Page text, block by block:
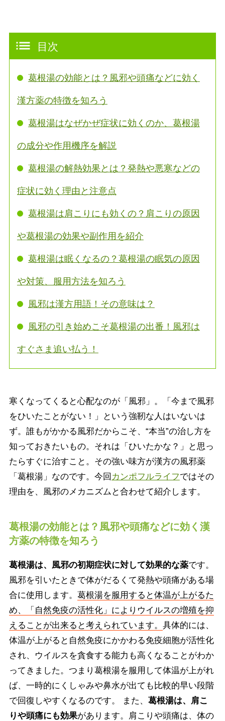
目次
葛根湯の効能とは？風邪や頭痛などに効く
漢方薬の特徴を知ろう
葛根湯はなぜかぜ症状に効くのか、葛根湯
の成分や作用機序を解説
葛根湯の解熱効果とは？発熱や悪寒などの
症状に効く理由と注意点
葛根湯は肩こりにも効くの？肩こりの原因
や葛根湯の効果や副作用を紹介
葛根湯は眠くなるの？葛根湯の眠気の原因
や対策、服用方法を知ろう
風邪は漢方用語！その意味は？
風邪の引き始めこそ葛根湯の出番！風邪は
すぐさま追い払う！
寒くなってくると心配なのが「風邪」。「今まで風邪
をひいたことがない！」という強靭な人はいないは
ず。誰もがかかる風邪だからこそ、“本当”の治し方を
知っておきたいもの。それは「ひいたかな？」と思っ
たらすぐに治すこと。その強い味方が漢方の風邪薬
「葛根湯」なのです。今回 カンポフルライフではその
理由を、風邪のメカニズムと合わせて紹介します。
葛根湯の効能とは？風邪や頭痛などに効く漢
方薬の特徴を知ろう
葛根湯は、風邪の初期症状に対して効果的な薬です。
風邪を引いたときで体がだるくて発熱や頭痛がある場
合に使用します。 葛根湯を服用すると体温が上がるた
め、「自然免疫の活性化」によりウイルスの増殖を抑
えることが出来ると考えられています。 具体的には、
体温が上がると自然免疫にかかわる免疫細胞が活性化
され、ウイルスを貪食する能力も高くなることがわか
ってきました。つまり葛根湯を服用して体温が上がれ
ば、一時的にくしゃみや鼻水が出ても比較的早い段階
で回復しやすくなるのです。 また、 葛根湯は、肩こ
りや頭痛にも効果があります。肩こりや頭痛は、体の